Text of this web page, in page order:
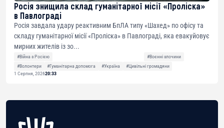
Росія знищила склад гуманітарної місії «Проліска»
в Павлограді
Росія завдала удару реактивним БпЛА типу «Шахед» по офісу та
складу гуманітарної місії «Проліска» в Павлограді, яка евакуйовує
мирних жителів із зо...
#Війна з Росією
#Воєнні злочини
#Волонтери
#Гуманітарна допомога #Україна
#Цивільні громадяни
1 Серпня, 202620:33